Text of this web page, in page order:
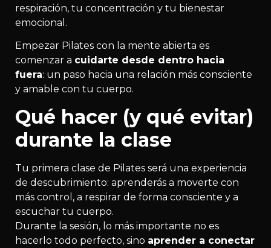
respiración, tu concentración y tu bienestar
emocional.
Empezar Pilates con la mente abierta es
comenzar a cuidarte desde dentro hacia
fuera: un paso hacia una relación más consciente
y amable con tu cuerpo.
Qué hacer (y qué evitar)
durante la clase
Tu primera clase de Pilates será una experiencia
de descubrimiento: aprenderás a moverte con
más control, a respirar de forma consciente y a
escuchar tu cuerpo.
Durante la sesión, lo más importante no es
hacerlo todo perfecto, sino aprender a conectar